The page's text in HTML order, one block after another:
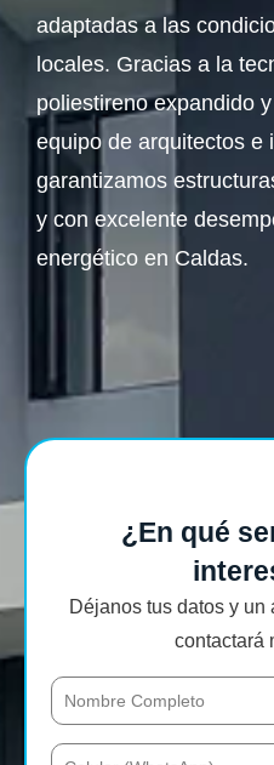
adaptadas a las
locales. Gracias a la
poliestireno expandido
equipo de arquitectos e
garantizamos
y con excelente
energético en Caldas.
¿En qué
Déjanos tus datos y
contactará